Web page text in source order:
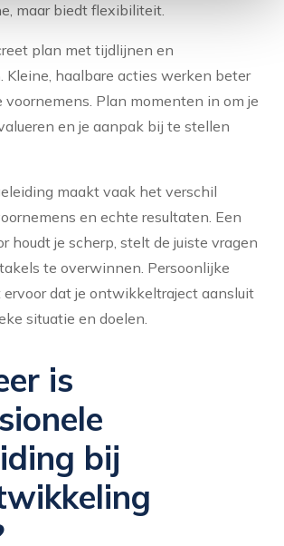
maar biedt flexibiliteit.
plan met tijdlijnen en
Kleine, haalbare acties werken beter
voornemens. Plan momenten in om je
en je aanpak bij te stellen
maakt vaak het verschil
en echte resultaten. Een
houdt je scherp, stelt de juiste vragen
te overwinnen. Persoonlijke
dat je ontwikkeltraject aansluit
situatie en doelen.
is
bij